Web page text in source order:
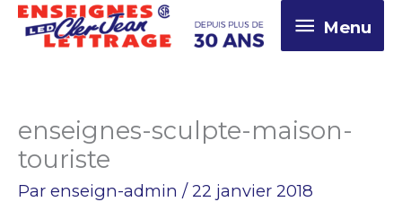
Aller
contenu
Menu
Menu
enseignes-sculpte-maison-
touriste
Par enseign-admin /22 janvier 2018